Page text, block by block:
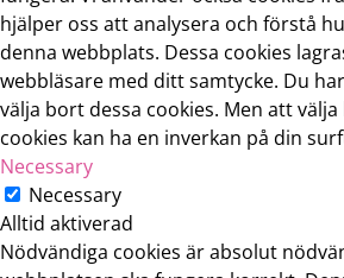
hjälper oss att analysera och förstå
denna webbplats. Dessa cookies
webbläsare med ditt samtycke. Du
välja bort dessa cookies. Men att
cookies kan ha en inverkan på din
Necessary
Necessary
Alltid aktiverad
Nödvändiga cookies är absolut